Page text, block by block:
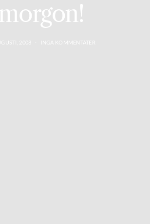
2008 INGA KOMMENTATER